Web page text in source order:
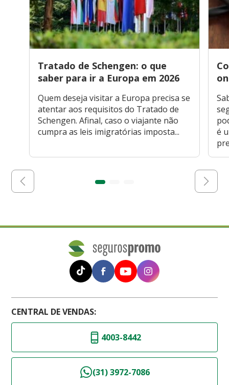
Tratado de Schengen: o que
saber para ir a Europa em 2026
Quem deseja visitar a Europa precisa se
atentar aos requisitos do Tratado de
Schengen. Afinal, caso o viajante não
cumpra as leis imigratórias imposta...
é
CENTRAL DE VENDAS:
4003-8442
(31) 3972-7086